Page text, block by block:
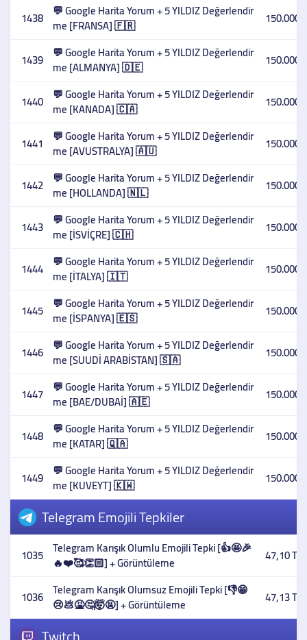
1438 💬 Google Harita Yorum + 5 YILDIZ Değerlendir
me [FRANSA] 🇫🇷
1439 💬 Google Harita Yorum + 5 YILDIZ Değerlendir
me [ALMANYA] 🇩🇪
1440 💬 Google Harita Yorum + 5 YILDIZ Değerlendir
me [KANADA] 🇨🇦
1441 💬 Google Harita Yorum + 5 YILDIZ Değerlendir
me [AVUSTRALYA] 🇦🇺
1442 💬 Google Harita Yorum + 5 YILDIZ Değerlendir
me [HOLLANDA] 🇳🇱
1443 💬 Google Harita Yorum + 5 YILDIZ Değerlendir
me [İSVİÇRE] 🇨🇭
1444 💬 Google Harita Yorum + 5 YILDIZ Değerlendir
me [İTALYA] 🇮🇹
1445 💬 Google Harita Yorum + 5 YILDIZ Değerlendir
me [İSPANYA] 🇪🇸
1446 💬 Google Harita Yorum + 5 YILDIZ Değerlendir
me [SUUDİ ARABİSTAN] 🇸🇦
1447 💬 Google Harita Yorum + 5 YILDIZ Değerlendir
me [BAE/DUBAİ] 🇦🇪
1448 💬 Google Harita Yorum + 5 YILDIZ Değerlendir
me [KATAR] 🇶🇦
1449 💬 Google Harita Yorum + 5 YILDIZ Değerlendir
me [KUVEYT] 🇰🇼
Telegram Emojili Tepkiler
1035 Telegram Karışık Olumlu Emojili Tepki [👍🤩🎉
🔥❤️🥰👏🏻] + Görüntüleme 47,10 TL
1036 Telegram Karışık Olumsuz Emojili Tepki [👎😁
😢💩🤮🤔🤯🤬] + Görüntüleme 47,13 TL